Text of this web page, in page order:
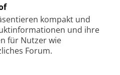
kompakt und
und ihre
für Nutzer wie
Forum.